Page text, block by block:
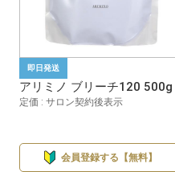
即日発送
アリミノ ブリーチ120 500g
定価 : サロン契約後表示
会員登録する【無料】